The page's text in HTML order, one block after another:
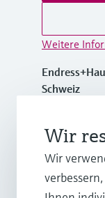
Weitere
Schweiz
+41 61
Wir
Wir